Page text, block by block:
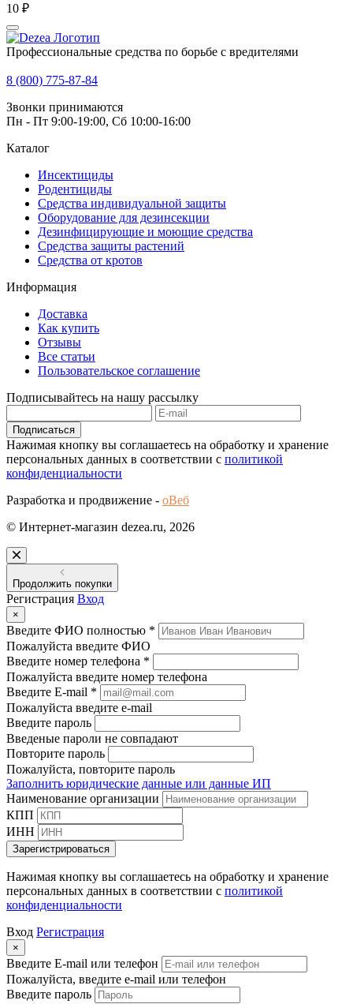
10 ₽
Профессиональные средства по борьбе с вредителями
8 (800) 775-87-84
Звонки принимаются
Пн - Пт 9:00-19:00, Сб 10:00-16:00
Каталог
Инсектициды
Родентициды
Средства индивидуальной защиты
Оборудование для дезинсекции
Дезинфицирующие и моющие средства
Средства защиты растений
Средства от кротов
Информация
Доставка
Как купить
Отзывы
Все статьи
Пользовательское соглашение
Подписывайтесь на нашу рассылку
Подписаться
Нажимая кнопку вы соглашаетесь на обработку и хранение
персональных данных в соответствии с политикой
конфиденциальности
Разработка и продвижение - оВеб
© Интернет-магазин dezea.ru, 2026
Продолжить покупки
Регистрация Вход
×
Введите ФИО полностью *
Пожалуйста введите ФИО
Введите номер телефона *
Пожалуйста введите номер телефона
Введите E-mail *
Пожалуйста введите e-mail
Введите пароль
Введеные пароли не совпадают
Повторите пароль
Пожалуйста, повторите пароль
Заполнить юридические данные или данные ИП
Наименование организации
КПП
ИНН
Зарегистрироваться
Нажимая кнопку вы соглашаетесь на обработку и хранение
персональных данных в соответствии с политикой
конфиденциальности
Вход Регистрация
×
Введите E-mail или телефон
Пожалуйста, введите e-mail или телефон
Введите пароль